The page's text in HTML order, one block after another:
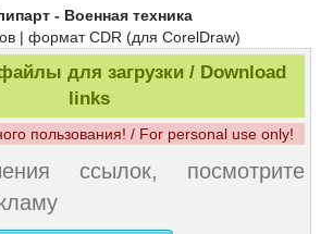
- Военная техника
| формат CDR (для CorelDraw)
для загрузки / Download
links
пользования! / For personal use only!
ссылок, посмотрите